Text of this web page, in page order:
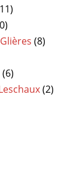
(8)
(6)
(2)